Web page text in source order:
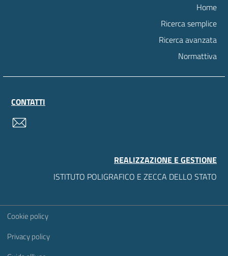
Home
Ricerca semplice
Ricerca avanzata
Normattiva
CONTATTI
REALIZZAZIONE E GESTIONE
ISTITUTO POLIGRAFICO E ZECCA DELLO STATO
Sezione Link Utili
Cookie policy
Privacy policy